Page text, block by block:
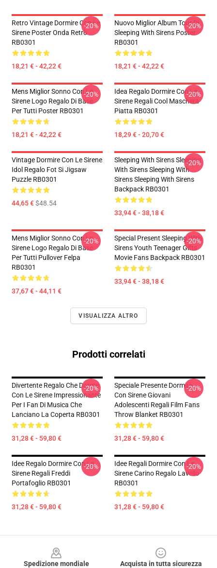
Retro Vintage Dormire Con Le
Sirene Poster Onda Retrò
RB0301
18,21 € - 42,22 €
-20%
Nuovo Miglior Album Tour Di
Sleeping With Sirens Poster
RB0301
18,21 € - 42,22 €
-20%
Mens Miglior Sonno Con Le
Sirene Logo Regalo Di Base
Per Tutti Poster RB0301
18,21 € - 42,22 €
-20%
Idea Regalo Dormire Con Le
Sirene Regali Cool Maschera
Piatta RB0301
18,29 € - 20,70 €
-20%
Vintage Dormire Con Le Sirene
Idol Regalo Fot Si Jigsaw
Puzzle RB0301
44,65 €$48.54
Sleeping With Sirens Sleeping
With Sirens Sleeping With
Sirens Sleeping With Sirens
Backpack RB0301
33,94 € - 38,18 €
-20%
Mens Miglior Sonno Con Le
Sirene Logo Regalo Di Base
Per Tutti Pullover Felpa
RB0301
37,67 € - 44,11 €
-20%
Special Present Sleeping With
Sirens Youth Teenager Gifts
Movie Fans Backpack RB0301
33,94 € - 38,18 €
-20%
VISUALIZZA ALTRO
Prodotti correlati
Divertente Regalo Che Dorme
Con Le Sirene Impressionante
Per I Fan Di Musica Che
Lanciano La Coperta RB0301
31,28 € - 59,80 €
-20%
Speciale Presente Dormire
Con Sirene Giovani
Adolescenti Regali Film Fans
Throw Blanket RB0301
31,28 € - 59,80 €
-20%
Idee Regalo Dormire Con Le
Sirene Regali Freddi
Portafoglio RB0301
31,28 € - 59,80 €
-20%
Idee Regali Dormire Con Le
Sirene Carino Regalo Lavello
RB0301
31,28 € - 59,80 €
-20%
Spedizione mondiale
Acquista in tutta sicurezza